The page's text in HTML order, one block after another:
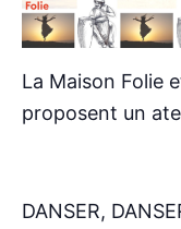
La Maison Folie
proposent un
DANSER,